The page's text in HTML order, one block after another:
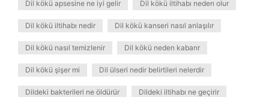
Dil kökü apsesine ne iyi gelir Dil kökü iltihabı neden olur
Dil kökü iltihabı nedir Dil kökü kanseri nasıl anlaşılır
Dil kökü nasıl temizlenir Dil kökü neden kabarır
Dil kökü şişer mi Dil ülseri nedir belirtileri nelerdir
Dildeki bakterileri ne öldürür Dildeki iltihabı ne geçirir